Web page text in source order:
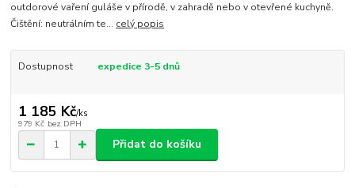
outdorové vaření guláše v přírodě, v zahradě nebo v otevřené kuchyně.
Čištění: neutrálním te... celý popis
Dostupnost expedice 3-5 dnů
1 185 Kč/ks
979 Kč bez DPH
Přidat do košíku